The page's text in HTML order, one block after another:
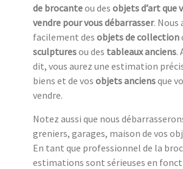
de brocanteou des objets d’art que
vendre pour vous débarrasser. Nous
facilement des objets de collection
sculpturesou des tableaux anciens.
dit, vous aurez une estimation
biens et de vos objets anciensque
vendre.
Notez aussi que nous
greniers, garages, maison de vos
En tant que professionnel de la
estimations sont sérieuses en